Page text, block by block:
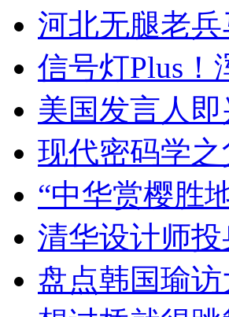
河北无腿老
信号灯Plus！
美国发言人
现代密码学
“中华赏樱胜
清华设计师
盘点韩国瑜